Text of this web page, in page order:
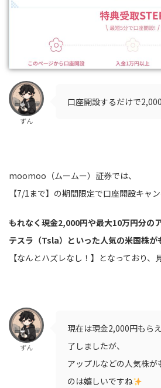
ずん
口座開設するだけで
moomoo（ムームー）証券では、
【7/1まで】の期間限定で口座開設キャ
もれなく現金2,000円や最大10万円分の
テスラ（Tsla）といった人気の米国株が
【なんとハズレなし！】となっており、
ずん
現在は現金2,000円もら
了しましたが、
アップルなどの人気株が
のは嬉しいですね